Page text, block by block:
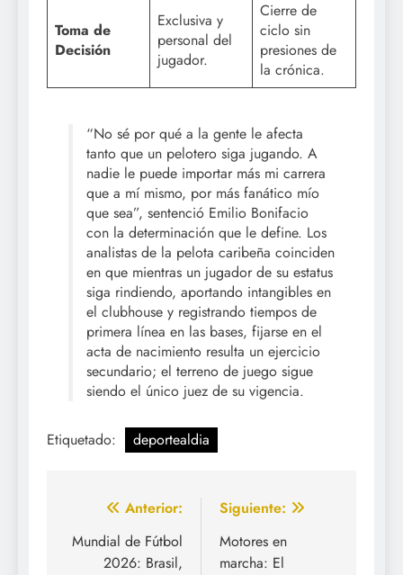
Toma de
Decisión
Exclusiva y
personal del
jugador.
Cierre de
ciclo sin
presiones de
la crónica.
“No sé por qué a la gente le afecta
tanto que un pelotero siga jugando. A
nadie le puede importar más mi carrera
que a mí mismo, por más fanático mío
que sea”, sentenció Emilio Bonifacio
con la determinación que le define. Los
analistas de la pelota caribeña coinciden
en que mientras un jugador de su estatus
siga rindiendo, aportando intangibles en
el clubhouse y registrando tiempos de
primera línea en las bases, fijarse en el
acta de nacimiento resulta un ejercicio
secundario; el terreno de juego sigue
siendo el único juez de su vigencia.
Etiquetado: deportealdia
Navegación
de
Anterior:
Mundial de Fútbol
2026: Brasil,
Siguiente:
Motores en
marcha: El